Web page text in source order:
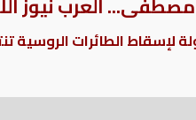
لإسقاط الطائرات الروسية